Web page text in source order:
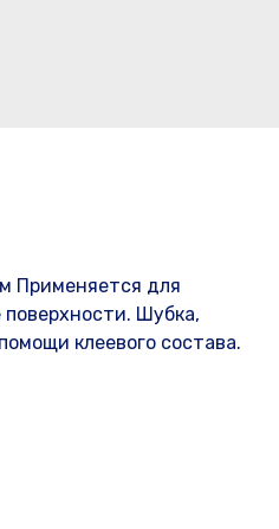
Применяется для
поверхности. Шубка,
клеевого состава.